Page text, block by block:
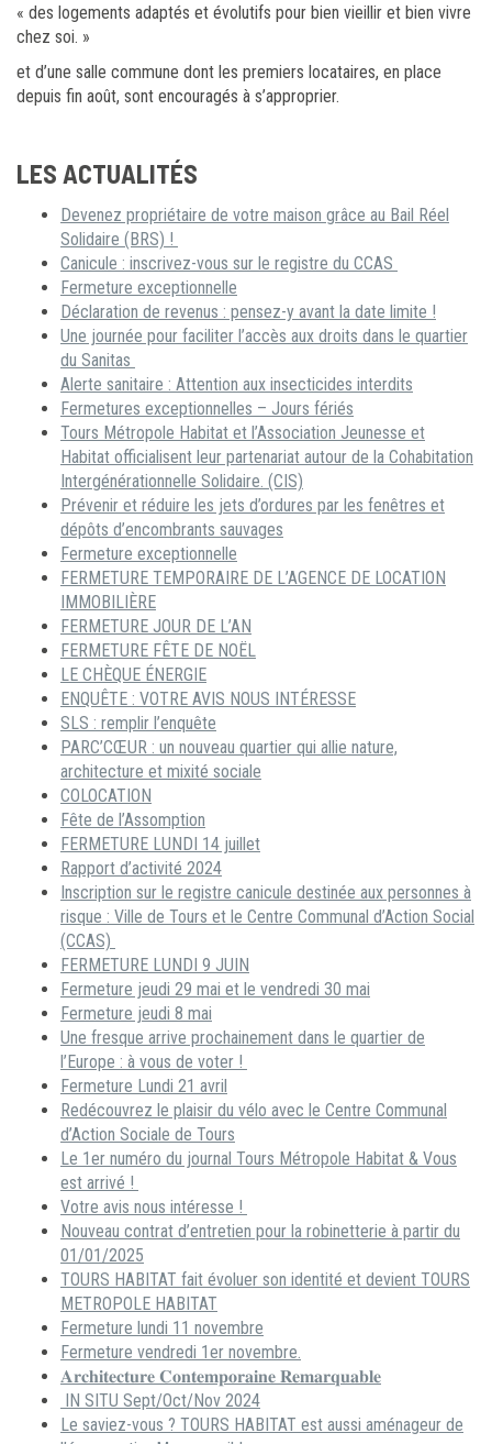
« des logements adaptés et évolutifs pour bien vieillir et bien vivre
chez soi. »
et d’une salle commune dont les premiers locataires, en place
depuis fin août, sont encouragés à s’approprier.
LES ACTUALITÉS
Devenez propriétaire de votre maison grâce au Bail Réel
Solidaire (BRS) !
Canicule : inscrivez-vous sur le registre du CCAS
Fermeture exceptionnelle
Déclaration de revenus : pensez-y avant la date limite !
Une journée pour faciliter l’accès aux droits dans le quartier
du Sanitas
Alerte sanitaire : Attention aux insecticides interdits
Fermetures exceptionnelles – Jours fériés
Tours Métropole Habitat et l’Association Jeunesse et
Habitat officialisent leur partenariat autour de la Cohabitation
Intergénérationnelle Solidaire. (CIS)
Prévenir et réduire les jets d’ordures par les fenêtres et
dépôts d’encombrants sauvages
Fermeture exceptionnelle
FERMETURE TEMPORAIRE DE L’AGENCE DE LOCATION
IMMOBILIÈRE
FERMETURE JOUR DE L’AN
FERMETURE FÊTE DE NOËL
LE CHÈQUE ÉNERGIE
ENQUÊTE : VOTRE AVIS NOUS INTÉRESSE
SLS : remplir l’enquête
PARC’CŒUR : un nouveau quartier qui allie nature,
architecture et mixité sociale
COLOCATION
Fête de l’Assomption
FERMETURE LUNDI 14 juillet
Rapport d’activité 2024
Inscription sur le registre canicule destinée aux personnes à
risque : Ville de Tours et le Centre Communal d’Action Social
(CCAS)
FERMETURE LUNDI 9 JUIN
Fermeture jeudi 29 mai et le vendredi 30 mai
Fermeture jeudi 8 mai
Une fresque arrive prochainement dans le quartier de
l’Europe : à vous de voter !
Fermeture Lundi 21 avril
Redécouvrez le plaisir du vélo avec le Centre Communal
d’Action Sociale de Tours
Le 1er numéro du journal Tours Métropole Habitat & Vous
est arrivé !
Votre avis nous intéresse !
Nouveau contrat d’entretien pour la robinetterie à partir du
01/01/2025
TOURS HABITAT fait évoluer son identité et devient TOURS
METROPOLE HABITAT
Fermeture lundi 11 novembre
Fermeture vendredi 1er novembre.
𝐀𝐫𝐜𝐡𝐢𝐭𝐞𝐜𝐭𝐮𝐫𝐞 𝐂𝐨𝐧𝐭𝐞𝐦𝐩𝐨𝐫𝐚𝐢𝐧𝐞 𝐑𝐞𝐦𝐚𝐫𝐪𝐮𝐚𝐛𝐥𝐞
IN SITU Sept/Oct/Nov 2024
Le saviez-vous ? TOURS HABITAT est aussi aménageur de